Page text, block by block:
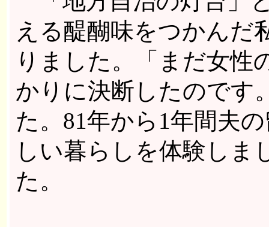
える醍醐味をつかんだ
りました。「まだ女性
かりに決断したのです
た。81年から1年間夫
しい暮らしを体験しま
た。